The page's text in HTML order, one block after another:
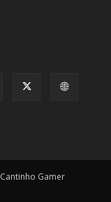
Cantinho Gamer